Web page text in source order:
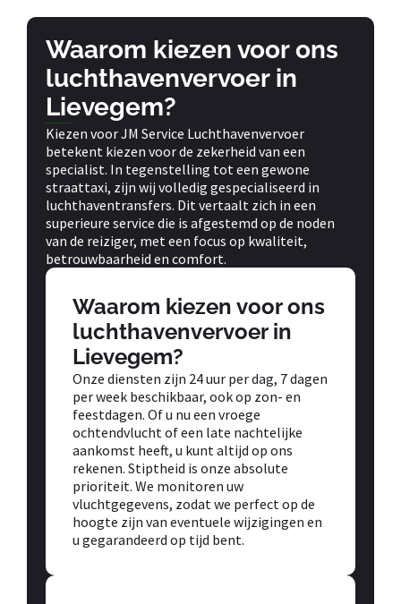
Waarom kiezen voor ons
luchthavenvervoer in
Lievegem?
Kiezen voor JM Service Luchthavenvervoer
betekent kiezen voor de zekerheid van een
specialist. In tegenstelling tot een gewone
straattaxi, zijn wij volledig gespecialiseerd in
luchthaventransfers. Dit vertaalt zich in een
superieure service die is afgestemd op de noden
van de reiziger, met een focus op kwaliteit,
betrouwbaarheid en comfort.
Waarom kiezen voor ons
luchthavenvervoer in
Lievegem?
Onze diensten zijn 24 uur per dag, 7 dagen
per week beschikbaar, ook op zon- en
feestdagen. Of u nu een vroege
ochtendvlucht of een late nachtelijke
aankomst heeft, u kunt altijd op ons
rekenen. Stiptheid is onze absolute
prioriteit. We monitoren uw
vluchtgegevens, zodat we perfect op de
hoogte zijn van eventuele wijzigingen en
u gegarandeerd op tijd bent.